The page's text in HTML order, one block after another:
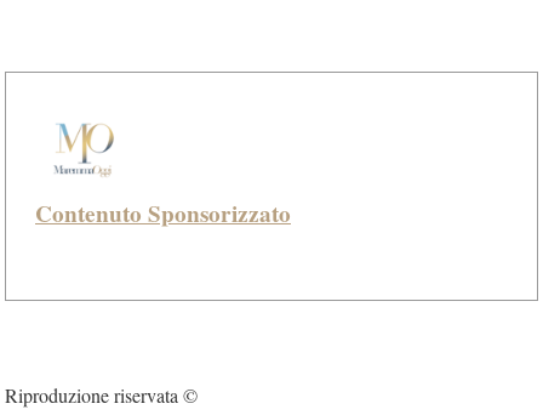
Contenuto Sponsorizzato
Riproduzione riservata ©